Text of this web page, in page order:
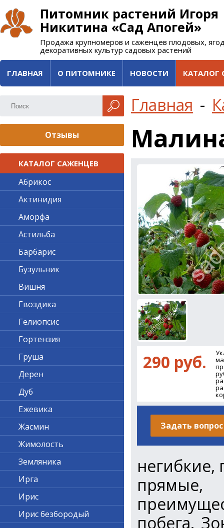
Питомник растений Игоря
Никитина «Сад Апогей»
Продажа крупномеров и саженцев плодовых,
декоративных культур садовых растений
ГЛАВНАЯ О ПИТОМНИКЕ НОВОСТИ КАТАЛОГ
Главная -
290 руб.
Задать вопрос
прямые,
побега.
Отзывы
КАТАЛОГ САЖЕНЦЕВ
Абрикос
Актинидия
Аморфа
Астильба
Барбарис
Бузульник
Вишня
Гвоздика
Гелиопсис
Гортензия
Груша
Дерен
Дуб
Ежевика
Жасмин
Жимолость
Земляника
Ирга
Ирис
Ирис безбородый